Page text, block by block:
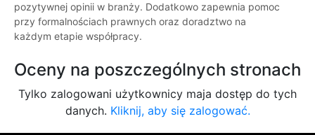
pozytywnej opinii w branży. Dodatkowo zapewnia pomoc
przy formalnościach prawnych oraz doradztwo na
każdym etapie współpracy.
Oceny na poszczególnych stronach
Tylko zalogowani użytkownicy maja dostęp do tych
danych. Kliknij, aby się zalogować.